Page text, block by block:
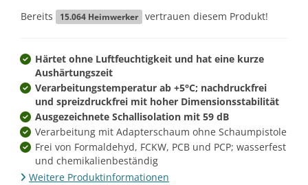
Bereits 15.064 Heimwerker vertrauen diesem Produkt!
Härtet ohne Luftfeuchtigkeit und hat eine kurze
Aushärtungszeit
Verarbeitungstemperatur ab +5°C; nachdruckfrei
und spreizdruckfrei mit hoher Dimensionsstabilität
Ausgezeichnete Schallisolation mit 59 dB
Verarbeitung mit Adapterschaum ohne Schaumpistole
Frei von Formaldehyd, FCKW, PCB und PCP; wasserfest
und chemikalienbeständig
Weitere Produktinformationen